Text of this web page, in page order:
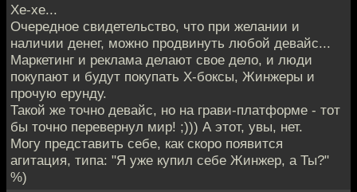
Хе-хе...
Очередное свидетельство, что при желании и
наличии денег, можно продвинуть любой девайс...
Маркетинг и реклама делают свое дело, и люди
покупают и будут покупать Х-боксы, Жинжеры и
прочую ерунду.
Такой же точно девайс, но на грави-платформе - тот
бы точно перевернул мир! ;))) А этот, увы, нет.
Могу представить себе, как скоро появится
агитация, типа: "Я уже купил себе Жинжер, а Ты?"
%)